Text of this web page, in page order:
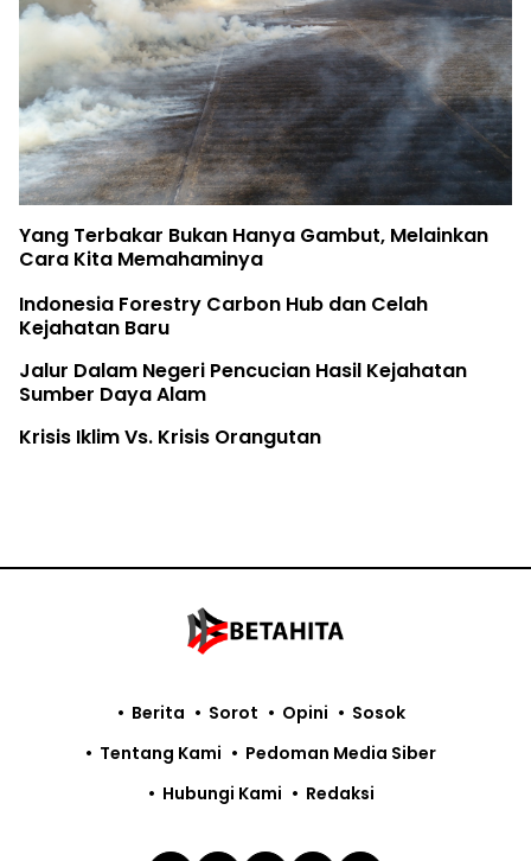
Yang Terbakar Bukan Hanya Gambut, Melainkan
Cara Kita Memahaminya
Indonesia Forestry Carbon Hub dan Celah
Kejahatan Baru
Jalur Dalam Negeri Pencucian Hasil Kejahatan
Sumber Daya Alam
Krisis Iklim Vs. Krisis Orangutan
Berita Sorot Opini
Sosok
Tentang Kami
Pedoman Media Siber
Hubungi Kami
Redaksi